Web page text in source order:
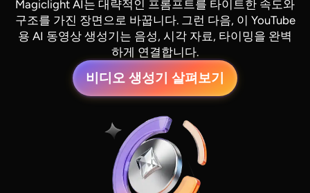
Magiclight AI는 대략적인 프롬프트를 타이트한 속도와
구조를 가진 장면으로 바꿉니다. 그런 다음, 이 YouTube
용 AI 동영상 생성기는 음성, 시각 자료, 타이밍을 완벽
하게 연결합니다.
비디오 생성기 살펴보기